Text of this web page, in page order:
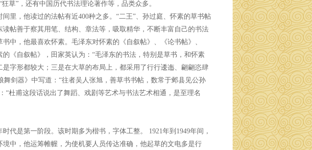
草”，还有中国历代书法理论著作等，品类众多。
里，他读过的法帖有近400种之多。“二王”、孙过庭、怀素的草书帖
帖善于察其用笔、结构、章法等，吸取精华，不断丰富自己的书法
中，他最喜欢怀素。毛泽东对怀素的《自叙帖》、《论书帖》、
《自叙帖》，田家英认为：“毛泽东的书法，特别是草书，和怀素
是字形都较大；三是在大草的布局上，都采用了行行逶迤、翩翩恣肆
舞剑器》中写道：“往者吴人张旭，善草书书帖，数常于邺县见公孙
杜甫这段话说出了舞蹈、戏剧等艺术与书法艺术相通，是至理名
代是第一阶段。该时期多为楷书，字体工整。 1921年到1949年间，
中，他运筹帷幄，为使机要人员传达准确，他起草的文电多是行